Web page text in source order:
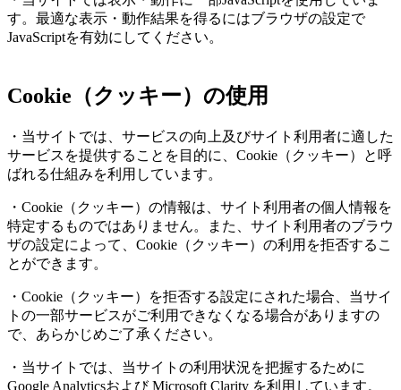
す。最適な表示・動作結果を得るにはブラウザの設定で
JavaScriptを有効にしてください。
Cookie（クッキー）の使用
・当サイトでは、サービスの向上及びサイト利用者に適した
サービスを提供することを目的に、Cookie（クッキー）と呼
ばれる仕組みを利用しています。
・Cookie（クッキー）の情報は、サイト利用者の個人情報を
特定するものではありません。また、サイト利用者のブラウ
ザの設定によって、Cookie（クッキー）の利用を拒否するこ
とができます。
・Cookie（クッキー）を拒否する設定にされた場合、当サイ
トの一部サービスがご利用できなくなる場合がありますの
で、あらかじめご了承ください。
・当サイトでは、当サイトの利用状況を把握するために
Google Analyticsおよび Microsoft Clarity を利用しています。